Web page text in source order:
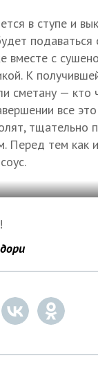
в ступе и
подаваться
вместе с
К
сметану —
все
тщательно
Перед тем как